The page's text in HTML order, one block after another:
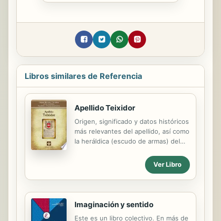
Libros similares de Referencia
Apellido Teixidor
Origen, significado y datos históricos
más relevantes del apellido, así como
la heráldica (escudo de armas) del
edición de todas nuestras láminas
nos regimos por un estricto
protocolo cuya finalidad es la de
garantizar la veracidad y utilidad de la
información. Incluye descripción y
simbolismo de los principales
Ver Libro
Imaginación y sentido
Este es un libro colectivo. En más de